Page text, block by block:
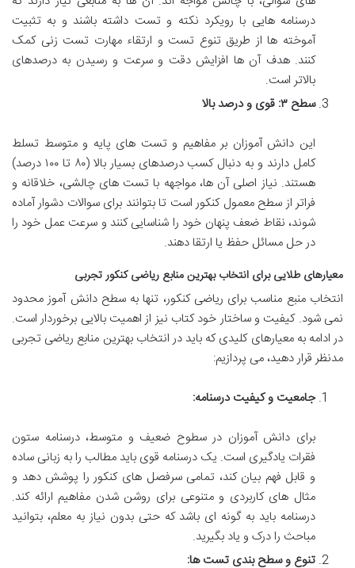
درسنامه هایی با رویکرد نکته و تست داشته باشند و به تثبیت
آموخته ها از طریق تنوع تست و ارتقاء مهارت تست زنی کمک
کنند. هدف آن ها افزایش دقت و سرعت و رسیدن به درصدهای
بالاتر است.
سطح ۳: قوی و درصد بالا
این دانش آموزان بر مفاهیم و تست های پایه و متوسط تسلط
کامل دارند و به دنبال کسب درصدهای بسیار بالا (۸۰ تا ۱۰۰ درصد)
هستند. نیاز اصلی آن ها، مواجهه با تست های چالشی، خلاقانه و
فراتر از سطح معمول کنکور است تا بتوانند برای سوالات دشوار آماده
شوند، نقاط ضعف پنهان خود را شناسایی کنند و سرعت عمل خود را
در حل مسائل حفظ یا ارتقا دهند.
معیارهای طلایی برای انتخاب بهترین منابع ریاضی کنکور تجربی
انتخاب منبع مناسب برای ریاضی کنکور، تنها به سطح دانش آموز محدود
نمی شود. کیفیت و ساختار خود کتاب نیز از اهمیت بالایی برخوردار است.
در ادامه به معیارهای کلیدی که باید در انتخاب بهترین منابع ریاضی تجربی
مدنظر قرار دهید، می پردازیم:
جامعیت و کیفیت درسنامه:
برای دانش آموزان در سطوح ضعیف و متوسط، درسنامه ستون
فقرات یادگیری است. یک درسنامه قوی باید مطالب را به زبانی ساده
و قابل فهم بیان کند، تمامی سرفصل های کنکور را پوشش دهد و
مثال های کاربردی و متنوعی برای روشن شدن مفاهیم ارائه کند.
درسنامه باید به گونه ای باشد که حتی بدون نیاز به معلم، بتوانید
مباحث را درک و یاد بگیرید.
تنوع و سطح بندی تست ها: